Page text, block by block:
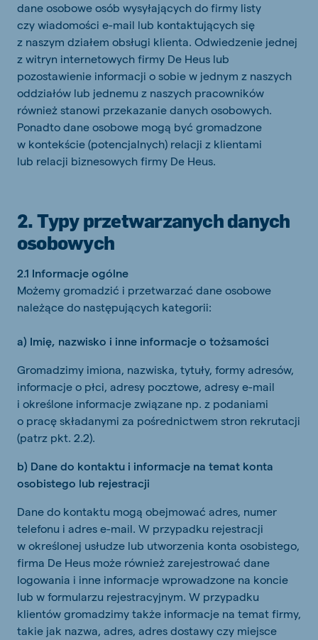
dane osobowe osób wysyłających do firmy listy
czy wiadomości e-mail lub kontaktujących się
z naszym działem obsługi klienta. Odwiedzenie jednej
z witryn internetowych firmy De Heus lub
pozostawienie informacji o sobie w jednym z naszych
oddziałów lub jednemu z naszych pracowników
również stanowi przekazanie danych osobowych.
Ponadto dane osobowe mogą być gromadzone
w kontekście (potencjalnych) relacji z klientami
lub relacji biznesowych firmy De Heus.
2. Typy przetwarzanych danych
osobowych
2.1 Informacje ogólne
Możemy gromadzić i przetwarzać dane osobowe
należące do następujących kategorii:
a) Imię, nazwisko i inne informacje o tożsamości
Gromadzimy imiona, nazwiska, tytuły, formy adresów,
informacje o płci, adresy pocztowe, adresy e-mail
i określone informacje związane np. z podaniami
o pracę składanymi za pośrednictwem stron rekrutacji
(patrz pkt. 2.2).
b) Dane do kontaktu i informacje na temat konta
osobistego lub rejestracji
Dane do kontaktu mogą obejmować adres, numer
telefonu i adres e-mail. W przypadku rejestracji
w określonej usłudze lub utworzenia konta osobistego,
firma De Heus może również zarejestrować dane
logowania i inne informacje wprowadzone na koncie
lub w formularzu rejestracyjnym. W przypadku
klientów gromadzimy także informacje na temat firmy,
takie jak nazwa, adres, adres dostawy czy miejsce